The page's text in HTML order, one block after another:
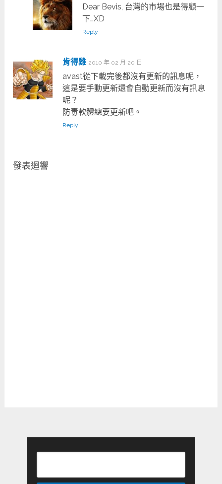
Dear Bevis, 台灣的市場也是得顧一
下…XD
Reply
肯得雞 2010 年 02 月 20 日
avast從下載完後都沒有更新的訊息呢，
這是要手動更新還會自動更新而沒有訊息
呢？
防毒軟體總要更新吧。
Reply
發表迴響